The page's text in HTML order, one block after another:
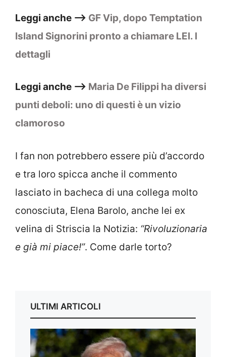
Leggi anche –> GF Vip, dopo Temptation
Island Signorini pronto a chiamare LEI. I
dettagli
Leggi anche –> Maria De Filippi ha diversi
punti deboli: uno di questi è un vizio
clamoroso
I fan non potrebbero essere più d’accordo
e tra loro spicca anche il commento
lasciato in bacheca di una collega molto
conosciuta, Elena Barolo, anche lei ex
velina di Striscia la Notizia: “Rivoluzionaria
e già mi piace!”. Come darle torto?
ULTIMI ARTICOLI